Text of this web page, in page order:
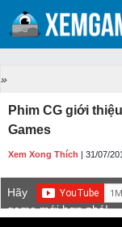
»
Phim CG giới
Games
Xem Xong Thích | 31/07/
Hãy
game mới hơn nhé!